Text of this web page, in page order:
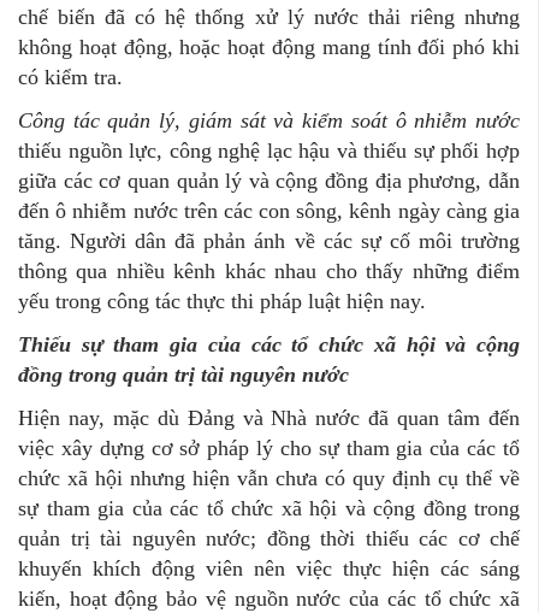
chế biến đã có hệ thống xử lý nước thải riêng nhưng
không hoạt động, hoặc hoạt động mang tính đối phó khi
có kiểm tra.
Công tác quản lý, giám sát và kiểm soát ô nhiễm nước
thiếu nguồn lực, công nghệ lạc hậu và thiếu sự phối hợp
giữa các cơ quan quản lý và cộng đồng địa phương, dẫn
đến ô nhiễm nước trên các con sông, kênh ngày càng gia
tăng. Người dân đã phản ánh về các sự cố môi trường
thông qua nhiều kênh khác nhau cho thấy những điểm
yếu trong công tác thực thi pháp luật hiện nay.
Thiếu sự tham gia của các tổ chức xã hộivàcộng
đồng trong quản trị tài nguyên nước
Hiện nay, mặc dù Đảng và Nhà nước đã quan tâm đến
việc xây dựng cơ sở pháp lý cho sự tham gia của các tổ
chức xã hội nhưng hiện vẫn chưa có quy định cụ thể về
sự tham gia của các tổ chức xã hội và cộng đồng trong
quản trị tài nguyên nước; đồng thời thiếu các cơ chế
khuyến khích động viên nên việc thực hiện các sáng
kiến, hoạt động bảo vệ nguồn nước của các tổ chức xã